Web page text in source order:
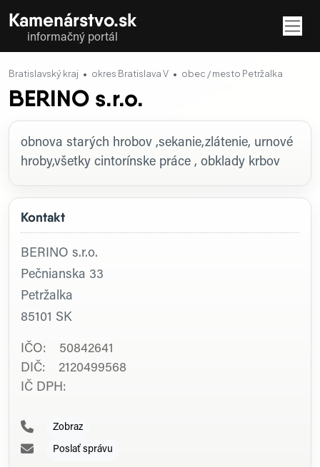
Kamenárstvo.sk
informačný portál
Bratislavský kraj okres Bratislava V obec / mesto Petržalka
BERINO s.r.o.
Kontakt
BERINO s.r.o.
Pečnianska 33
Petržalka
85101 SK
IČO: 50842641
DIČ: 2120499568
IČ DPH:
Zobraz
Poslať správu
Profil firmy
obnova starých hrobov ,sekanie,zlátenie, urnové
hroby,všetky cintorínske práce , obklady krbov